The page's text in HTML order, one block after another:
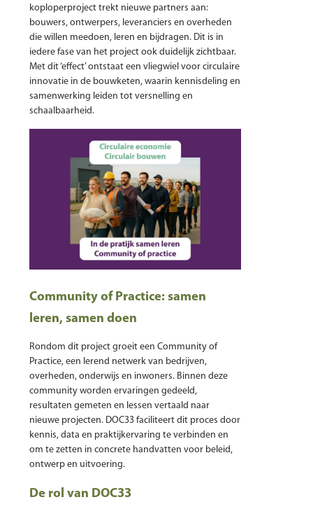
koploperproject trekt nieuwe partners aan:
bouwers, ontwerpers, leveranciers en overheden
die willen meedoen, leren en bijdragen. Dit is in
iedere fase van het project ook duidelijk zichtbaar.
Met dit ‘effect’ ontstaat een vliegwiel voor circulaire
innovatie in de bouwketen, waarin kennisdeling en
samenwerking leiden tot versnelling en
schaalbaarheid.
Community of Practice: samen
leren, samen doen
Rondom dit project groeit een Community of
Practice, een lerend netwerk van bedrijven,
overheden, onderwijs en inwoners. Binnen deze
community worden ervaringen gedeeld,
resultaten gemeten en lessen vertaald naar
nieuwe projecten. DOC33 faciliteert dit proces door
kennis, data en praktijkervaring te verbinden en
om te zetten in concrete handvatten voor beleid,
ontwerp en uitvoering.
De rol van DOC33